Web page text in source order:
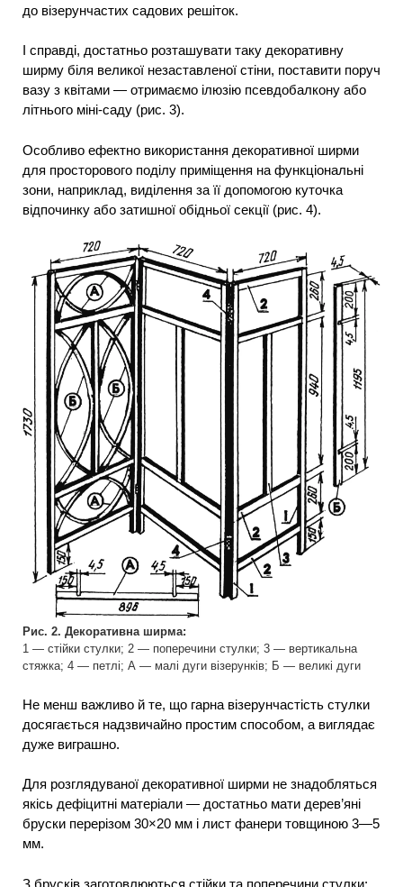
до візерунчастих садових решіток.
І справді, достатньо розташувати таку декоративну
ширму біля великої незаставленої стіни, поставити поруч
вазу з квітами — отримаємо ілюзію псевдобалкону або
літнього міні-саду (рис. 3).
Особливо ефектно використання декоративної ширми
для просторового поділу приміщення на функціональні
зони, наприклад, виділення за її допомогою куточка
відпочинку або затишної обідньої секції (рис. 4).
Рис. 2. Декоративна ширма:
1 — стійки стулки; 2 — поперечини стулки; 3 — вертикальна
стяжка; 4 — петлі; А — малі дуги візерунків; Б — великі дуги
Не менш важливо й те, що гарна візерунчастість стулки
досягається надзвичайно простим способом, а виглядає
дуже виграшно.
Для розглядуваної декоративної ширми не знадобляться
якісь дефіцитні матеріали — достатньо мати дерев’яні
бруски перерізом 30×20 мм і лист фанери товщиною 3—5
мм.
З брусків заготовлюються стійки та поперечини стулки: